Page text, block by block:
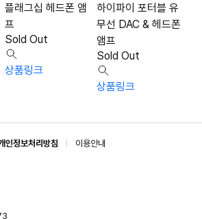
플래그십 헤드폰 앰
프
Sold Out
상품링크
하이파이 포터블 유
무선 DAC & 헤드폰
앰프
Sold Out
상품링크
인정보처리방침 이용안내